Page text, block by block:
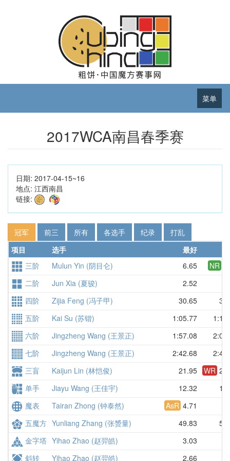
菜单
2017WCA南昌春季赛
日期: 2017-04-15~16
地点: 江西南昌
链接:
冠军 前三 所有 各选手 纪录
打乱
项目
选手 最好
三阶
Mulun Yin (阴目仑) 6.65 NR
二阶
Jun Xia (夏骏) 2.52
四阶
Zijia Feng (冯子甲) 30.65
五阶
Kai Su (苏锴) 1:05.77
六阶
Jingzheng Wang (王景正) 1:57.08
七阶
Jingzheng Wang (王景正) 2:42.68
三盲
Kaijun Lin (林恺俊) 21.95 WR
单手
Jiayu Wang (王佳宇) 12.32
魔表
Tairan Zhong (钟泰然) AsR 4.71
五魔方 Yunliang Zhang (张赟量) 49.83
金字塔 Yihao Zhao (赵羿皓) 3.03
斜转
Yihao Zhao (赵羿皓) 2.66